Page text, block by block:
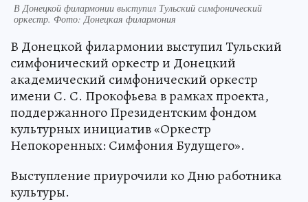
В Донецкой филармонии выступил Тульский симфонический
оркестр. Фото: Донецкая филармония
В Донецкой филармонии выступил Тульский
симфонический оркестр и Донецкий
академический симфонический оркестр
имени С. С. Прокофьева в рамках проекта,
поддержанного Президентским фондом
культурных инициатив «Оркестр
Непокоренных: Симфония Будущего».
Выступление приурочили ко Дню работника
культуры.